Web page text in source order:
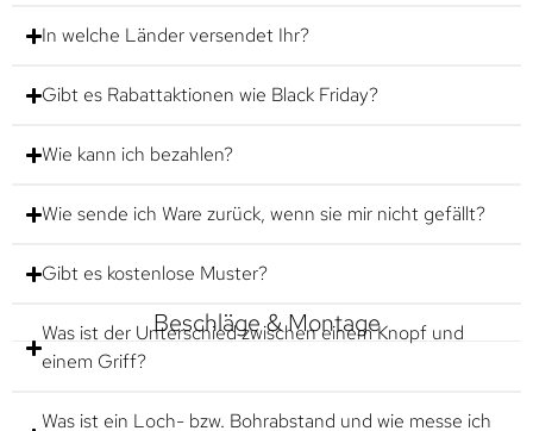
In welche Länder versendet Ihr?
Gibt es Rabattaktionen wie Black Friday?
Wie kann ich bezahlen?
Wie sende ich Ware zurück, wenn sie mir nicht gefällt?
Gibt es kostenlose Muster?
Beschläge & Montage
Was ist der Unterschied zwischen einem Knopf und
einem Griff?
Was ist ein Loch- bzw. Bohrabstand und wie messe ich